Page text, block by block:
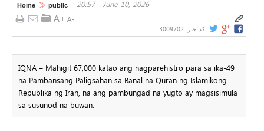
Home public 20:57 - June 10, 2026
کد خبر: 3009702
IQNA – Mahigit 67,000 katao ang nagparehistro para sa ika-49
na Pambansang Paligsahan sa Banal na Quran ng Islamikong
Republika ng Iran, na ang pambungad na yugto ay magsisimula
sa susunod na buwan.